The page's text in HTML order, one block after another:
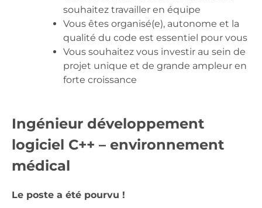
souhaitez travailler en équipe
Vous êtes organisé(e), autonome et la
qualité du code est essentiel pour vous
Vous souhaitez vous investir au sein de
projet unique et de grande ampleur en
forte croissance
Ingénieur développement
logiciel C++ – environnement
médical
Le poste a été pourvu !